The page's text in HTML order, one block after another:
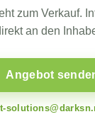
zum Verkauf.
an den
Angebot